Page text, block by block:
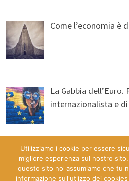
Come l’economia è
La Gabbia dell’Euro.
internazionalista e
Utilizziamo i cookie per essere
migliore esperienza sul nostro
questo sito noi assumiamo che tu
informazione sull'utlizzo dei